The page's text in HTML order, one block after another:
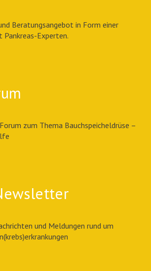
Beratungsangebot in Form einer
Experten.
zum Thema Bauchspeicheldrüse –
und Meldungen rund um